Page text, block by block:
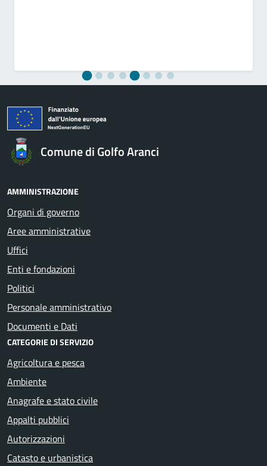
Comune di Golfo Aranci
AMMINISTRAZIONE
Organi di governo
Aree amministrative
Uffici
Enti e fondazioni
Politici
Personale amministrativo
Documenti e Dati
CATEGORIE DI SERVIZIO
Agricoltura e pesca
Ambiente
Anagrafe e stato civile
Appalti pubblici
Autorizzazioni
Catasto e urbanistica